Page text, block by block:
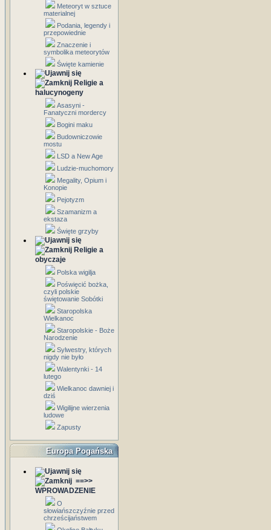
Meteoryt w sztuce
materialnej
Podania, legendy i
przepowiednie
Znaczenie i
symbolika meteorytów
Święte kamienie
Religie a
halucynogeny
Asasyni -
Fanatyczni mordercy
Bogini maku
Budowniczowie
mostu
LSD a New Age
Ludzie-muchomory
Megality, Opium i
Konopie
Pejotyzm
Szamanizm a
ekstaza
Święte grzyby
Religie a
obyczaje
Polska wigilja
Poświęcić bożka,
czyli polskie
świętowanie Sobótki
Staropolska
Wielkanoc
Staropolskie - Boże
Narodzenie
Sylwestry, których
nigdy nie było
Walentynki - 14
lutego
Wielkanoc dawniej i
dziś
Wigilijne wierzenia
ludowe
Zapusty
Europa Pogańska
==>>
WPROWADZENIE
O
słowiańszczyźnie przed
chrześcijaństwem